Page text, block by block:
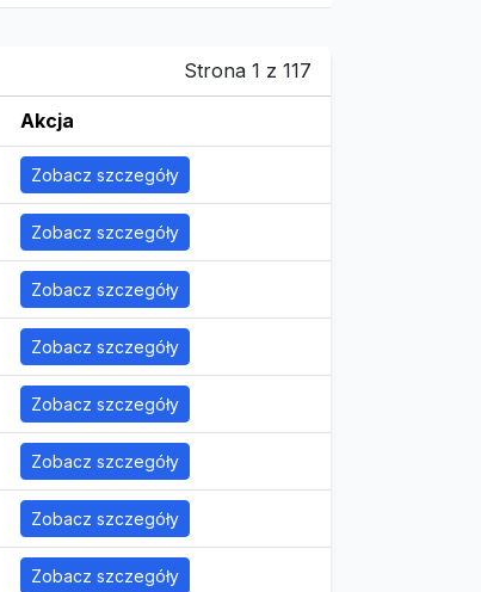
Strona 1 z 117
Akcja
Zobacz szczegóły
Zobacz szczegóły
Zobacz szczegóły
Zobacz szczegóły
Zobacz szczegóły
Zobacz szczegóły
Zobacz szczegóły
Zobacz szczegóły